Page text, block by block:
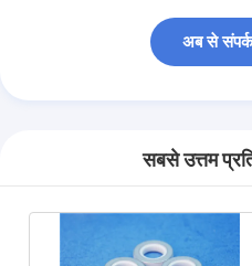
अब से
सबसे उत्तम